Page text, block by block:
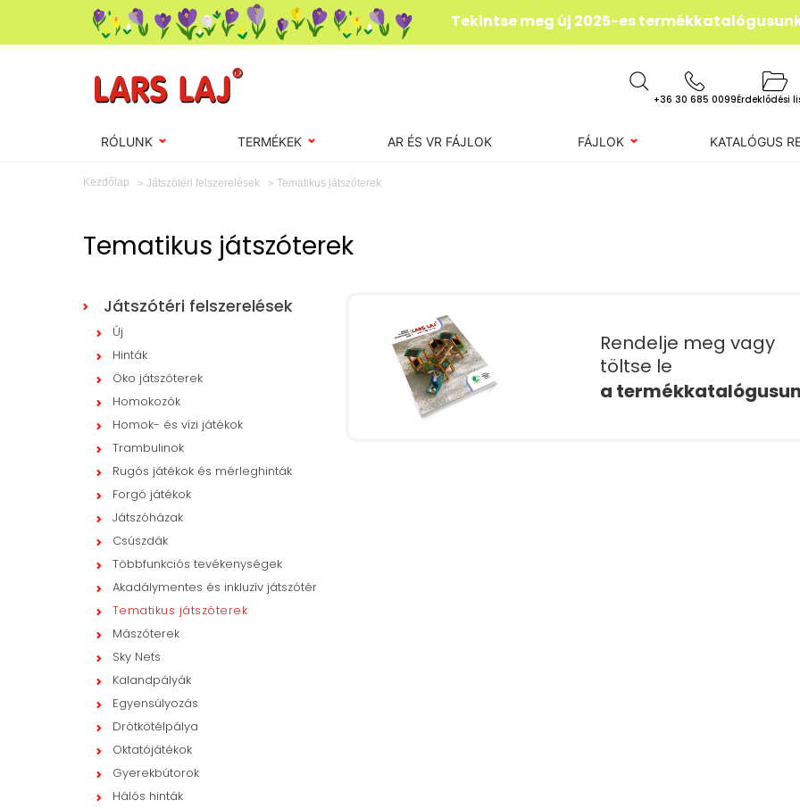
Tekintse meg új 2025-es
+36 30 685 0099Érdeklődési
RÓLUNK TERMÉKEK AR ÉS VR FÁJLOK FÁJLOK KATALÓGUS
Kezdőlap Játszótéri felszerelések Tematikus játszóterek
Tematikus játszóterek
Játszótéri felszerelések
Új
Hinták
Öko játszóterek
Homokozók
Homok- és vízi játékok
Trambulinok
Rugós játékok és mérleghinták
Forgó játékok
Játszóházak
Csúszdák
Többfunkciós tevékenységek
Akadálymentes és inkluzív játszótér
Tematikus játszóterek
Mászóterek
Sky Nets
Kalandpályák
Egyensúlyozás
Drótkötélpálya
Oktatójátékok
Gyerekbútorok
Hálós hinták
Rendelje meg vagy
töltse le
a